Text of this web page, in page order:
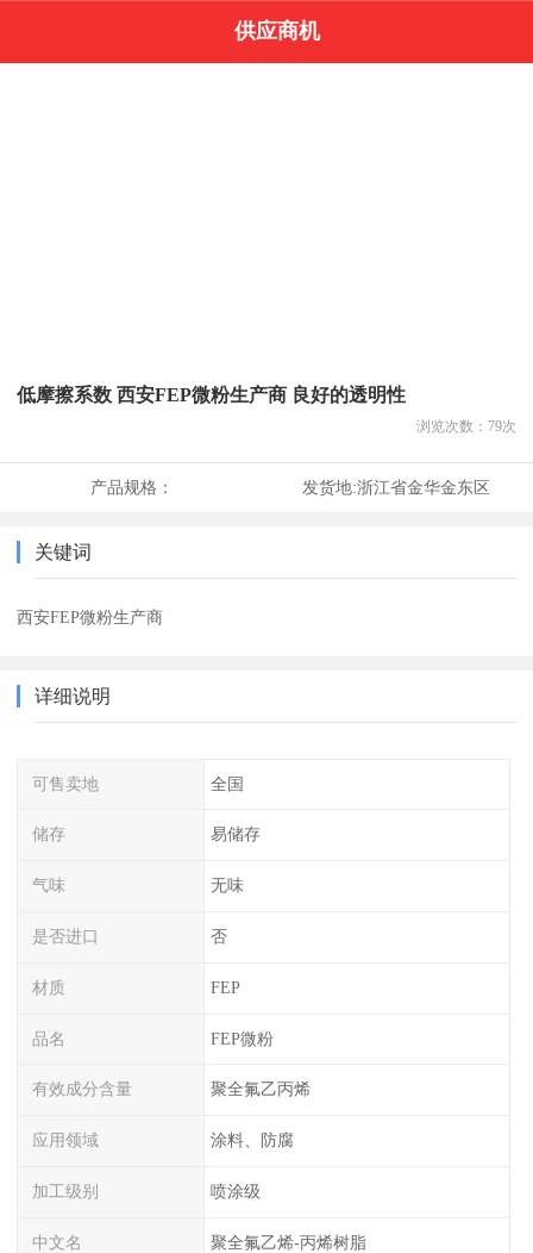
供应商机
低摩擦系数 西安FEP微粉生产商 良好的透明性
浏览次数： 79次
产品规格： 发货地:浙江省金华金东区
关键词
西安FEP微粉生产商
详细说明
可售卖地 全国
储存 易储存
气味 无味
是否进口 否
材质 FEP
品名 FEP微粉
有效成分含量 聚全氟乙丙烯
应用领域 涂料、防腐
加工级别 喷涂级
中文名 聚全氟乙烯-丙烯树脂